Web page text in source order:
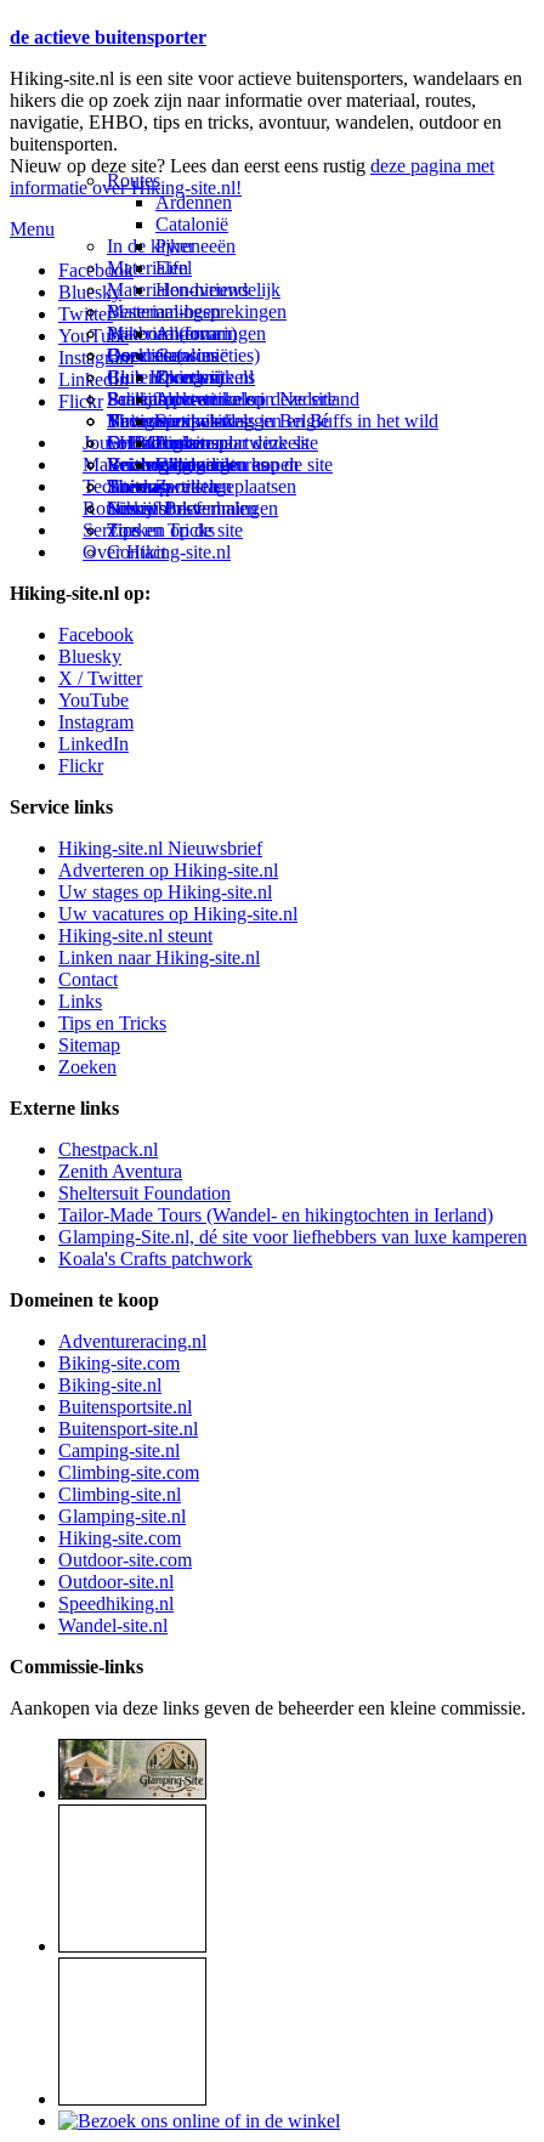
de actieve buitensporter
Hiking-site.nl is een site voor actieve buitensporters, wandelaars en
hikers die op zoek zijn naar informatie over materiaal, routes,
navigatie, EHBO, tips en tricks, avontuur, wandelen, outdoor en
buitensporten.
Nieuw op deze site? Lees dan eerst eens rustig deze pagina met
informatie over Hiking-site.nl!
Menu
Facebook
Bluesky
Twitter
YouTube
Instagram
LinkedIn
Flickr
Jouw Hiking-site.nl
Prikbord (forum)
Goodies (winacties)
Club Hiking-site.nl
Schrijfblok-artikelen
Virtuele exposities
Fotoalbums
Materialen: kiezen en kopen
In de kijker
Materialen
Materialen-nieuws
Materiaal-besprekingen
Materiaal-ervaringen
Boekrecensies
Buitensportwinkels
Buitensportwinkels in Nederland
Buitensportwinkels in Belgié
Online buitensportwinkels
Reisboekhandels
Technieken
Navigatie
EHBO
Verzorging
Thema-artikelen
Routes en Bestemmingen
Routes
Ardennen
Catalonië
Pyreneeën
Eifel
Hondvriendelijk
Bestemmingen
Andorra
Catalonië
Zweden
Paalkamperen
Thema-artikelen
Andorra
Catalonië
Zweden
Schrijfblokverhalen
Service
Buitensportvacatures
Buitensportstageplaatsen
Links
Tips en Tricks
Over Hiking-site.nl
Deze site
Over mij
Adverteren op deze site
Summit-vlaggen en Buffs in het wild
Linken naar deze site
Wijzigingen aan de site
Sitemap
Nieuwsbrief
Zoeken op de site
Contact
Hiking-site.nl op:
Facebook
Bluesky
X / Twitter
YouTube
Instagram
LinkedIn
Flickr
Service links
Hiking-site.nl Nieuwsbrief
Adverteren op Hiking-site.nl
Uw stages op Hiking-site.nl
Uw vacatures op Hiking-site.nl
Hiking-site.nl steunt
Linken naar Hiking-site.nl
Contact
Links
Tips en Tricks
Sitemap
Zoeken
Externe links
Chestpack.nl
Zenith Aventura
Sheltersuit Foundation
Tailor-Made Tours (Wandel- en hikingtochten in Ierland)
Glamping-Site.nl, dé site voor liefhebbers van luxe kamperen
Koala's Crafts patchwork
Domeinen te koop
Adventureracing.nl
Biking-site.com
Biking-site.nl
Buitensportsite.nl
Buitensport-site.nl
Camping-site.nl
Climbing-site.com
Climbing-site.nl
Glamping-site.nl
Hiking-site.com
Outdoor-site.com
Outdoor-site.nl
Speedhiking.nl
Wandel-site.nl
Commissie-links
Aankopen via deze links geven de beheerder een kleine commissie.